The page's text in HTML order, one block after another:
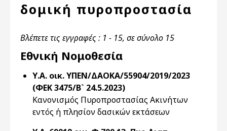
δομική πυροπροστασία
Βλέπετε τις εγγραφές : 1 - 15, σε σύνολο 15
Εθνική Νομοθεσία
Υ.Α. οικ. ΥΠΕΝ/ΔΑΟΚΑ/55904/2019/2023
(ΦΕΚ 3475/Β` 24.5.2023)
Κανονισμός Πυροπροστασίας Ακινήτων
εντός ή πλησίον δασικών εκτάσεων